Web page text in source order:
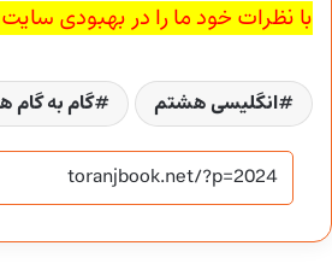
با نظرات خود ما را در بهبودی
انگلیسی هشتم گام به